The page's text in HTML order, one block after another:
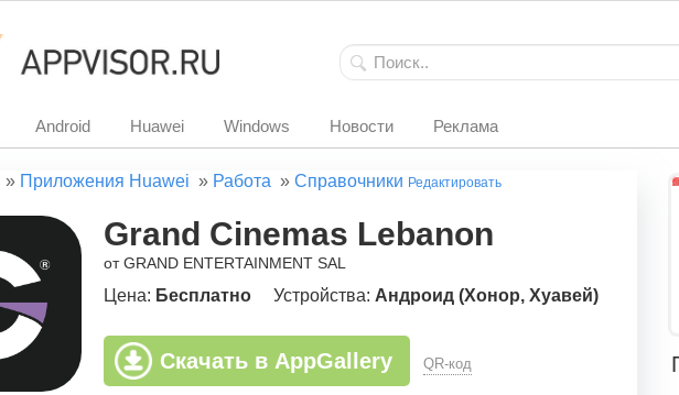
Android Huawei Windows Новости Реклама
» Приложения Huawei » Работа » Справочники Редактировать
Grand Cinemas Lebanon
от GRAND ENTERTAINMENT SAL
Цена: Бесплатно Устройства: Андроид (Хонор, Хуавей)
Скачать в AppGallery QR-код